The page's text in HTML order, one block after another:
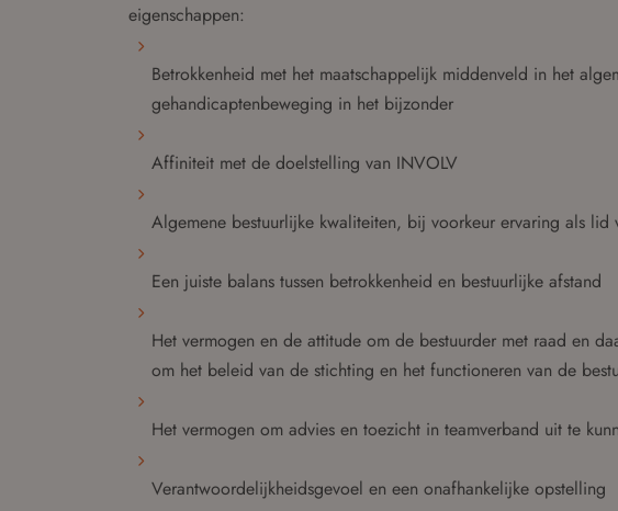
eigenschappen:
Betrokkenheid met het maatschappelijk middenveld in het
gehandicaptenbeweging in het bijzonder
Affiniteit met de doelstelling van INVOLV
Algemene bestuurlijke kwaliteiten, bij voorkeur ervaring als lid
Een juiste balans tussen betrokkenheid en bestuurlijke afstand
Het vermogen en de attitude om de bestuurder met raad en
om het beleid van de stichting en het functioneren van de
Het vermogen om advies en toezicht in teamverband uit te
Verantwoordelijkheidsgevoel en een onafhankelijke opstelling